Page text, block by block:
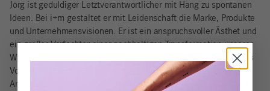
Jörg ist geduldiger Letztverantwortlicher mit Hang zu spontanen
Ideen. Bei i+m gestaltet er mit Leidenschaft die Marke, Produkte
und Unternehmensvisionen. Er ist ein anspruchsvoller Ästhet und
ein großer Verfechter einer nachhaltigen Transformation unserer
Wirtschaft. Damit diese (bald) gelingt, engagiert er sich auch als
Vorstand im BNW – Bundesverband Nachhaltige Wirtschaft.
Ansonsten yogiert, meditiert er ebenso gerne wie er Golf spielt.